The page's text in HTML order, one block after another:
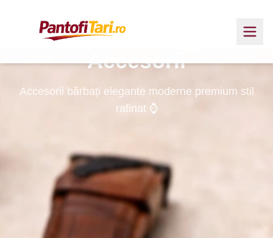
Accesorii
Accesorii bărbați elegante moderne premium stil
rafinat ⌚